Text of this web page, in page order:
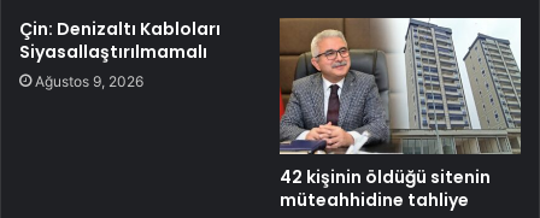
Çin: Denizaltı Kabloları
Siyasallaştırılmamalı
Ağustos 9, 2026
42 kişinin öldüğü sitenin
müteahhidine tahliye